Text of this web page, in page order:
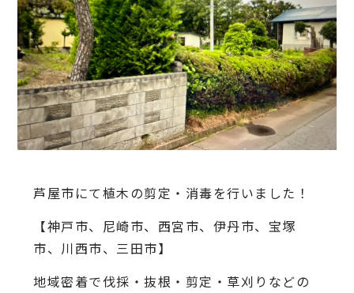
芦屋市にて植木の剪定・消毒を行いました！
【神戸市、尼崎市、西宮市、伊丹市、宝塚
市、川西市、三田市】
地域密着で伐採・抜根・剪定・草刈りなどの